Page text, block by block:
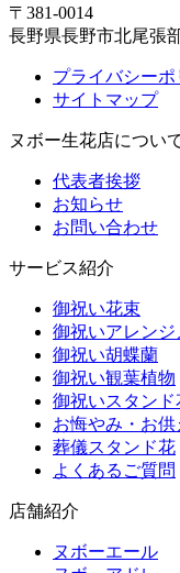
〒381-0014
長野県長野市北尾張
プライバシーポ
サイトマップ
ヌボー生花店につい
代表者挨拶
お知らせ
お問い合わせ
サービス紹介
御祝い花束
御祝いアレンジ
御祝い胡蝶蘭
御祝い観葉植物
御祝いスタンド
お悔やみ・お供
葬儀スタンド花
よくあるご質問
店舗紹介
ヌボーエール